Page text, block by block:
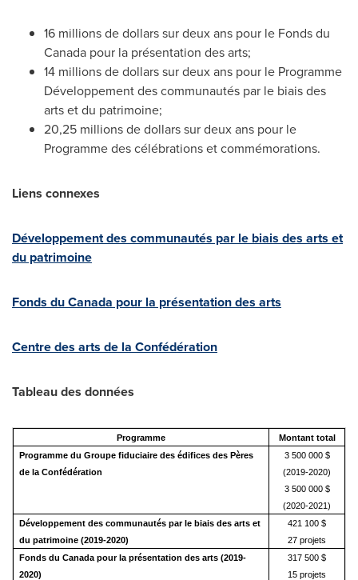
16 millions de dollars sur deux ans pour le Fonds du
Canada pour la présentation des arts;
14 millions de dollars sur deux ans pour le Programme
Développement des communautés par le biais des
arts et du patrimoine;
20,25 millions de dollars sur deux ans pour le
Programme des célébrations et commémorations.
Liens connexes
Développement des communautés par le biais des arts et
du patrimoine
Fonds duCanada pour la présentation des arts
Centre des arts de la Confédération
Tableau des données
Programme
Montant total
Programme du Groupe fiduciaire des édifices des Pères
de la Confédération
3 500 000 $
(2019-2020)
3 500 000 $
(2020-2021)
Développement des communautés par le biais des arts et
du patrimoine (2019-2020)
421 100 $
27 projets
Fonds du Canada pour la présentation des arts (2019-
2020)
317 500 $
15 projets